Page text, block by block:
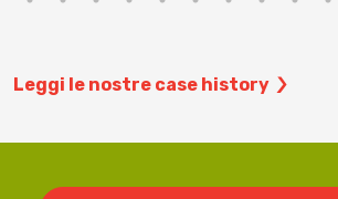
Leggi le nostre case history